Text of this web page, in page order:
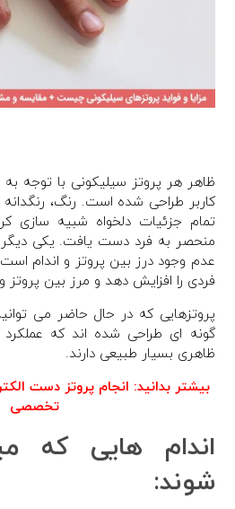
ظاهر هر پروتز سیلیکونی با توجه
کاربر طراحی شده است. رنگ،
تمام جزئیات دلخواه شبیه سازی
منحصر به فرد دست یافت. یکی دیگر
عدم وجود درز بین پروتز و اندام است
فردی را افزایش دهد و مرز بین پروتز
پروتزهایی که در حال حاضر می
گونه ای طراحی شده اند که عملکرد
ظاهری بسیار طبیعی دارند.
بیشتر بدانید: انجام پروتز دست
تخصصی
اندام هایی که
شوند: